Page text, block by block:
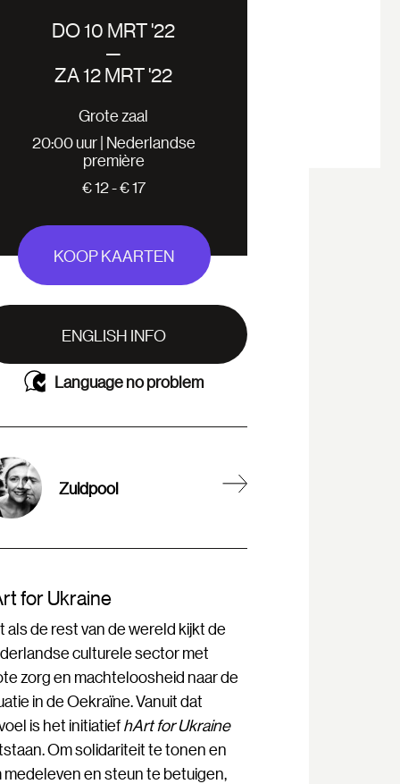
DO 10 MRT '22
—
ZA 12 MRT '22
Grote zaal
20:00 uur | Nederlandse
première
€ 12 - € 17
KOOP KAARTEN
ENGLISH INFO
Language no problem
Zuidpool
for Ukraine
als de rest van de wereld kijkt de
culturele sector met
zorg en machteloosheid naar de
in de Oekraïne. Vanuit dat
is het initiatiefhArt for Ukraine
Om solidariteit te tonen en
medeleven en steun te betuigen,